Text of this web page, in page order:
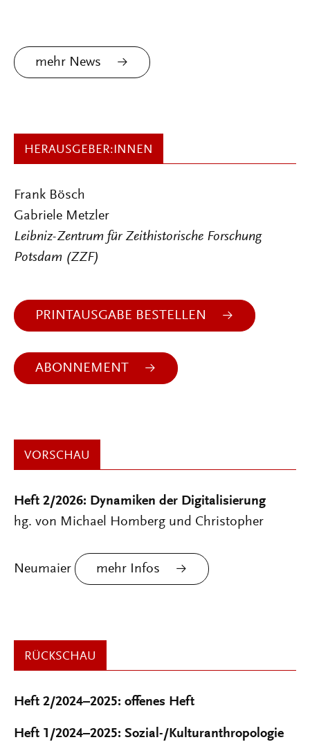
mehr News
HERAUSGEBER:INNEN
Frank Bösch
Gabriele Metzler
Leibniz-Zentrum für Zeithistorische Forschung
Potsdam (ZZF)
PRINTAUSGABE BESTELLEN
ABONNEMENT
VORSCHAU
Heft 2/2026: Dynamiken der Digitalisierung
hg. von Michael Homberg und Christopher
Neumaier mehr Infos
RÜCKSCHAU
Heft 2/2024–2025: offenes Heft
Heft 1/2024–2025: Sozial-/Kulturanthropologie